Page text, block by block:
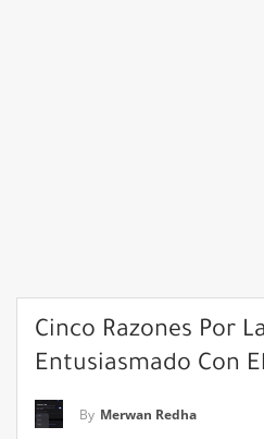
Cinco Razones Por
Entusiasmado Con
By Merwan Redha